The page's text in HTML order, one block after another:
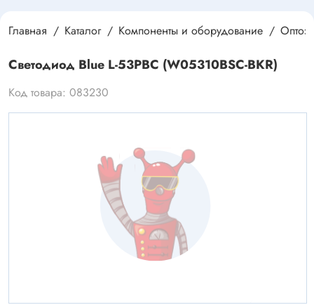
Главная Каталог Компоненты и оборудование
Светодиод Blue L-53PBC (W05310BSC-BKR)
Код товара: 083230